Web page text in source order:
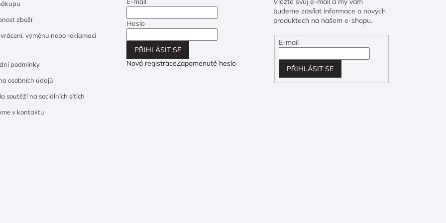
zboží
vrácení, výměnu nebo reklamaci
podmínky
osobních údajů
soutěží na sociálních sítích
v kontaktu
Heslo
PŘIHLÁSIT SE
Nová registraceZapomenuté heslo
budeme zasílat informace o nových
produktech na našem e-shopu.
E-mail
PŘIHLÁSIT SE